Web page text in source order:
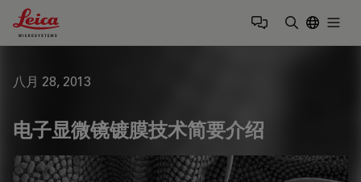
Leica Microsystems Logo
八月 28, 2013
电子显微镜镀膜技术简要介绍